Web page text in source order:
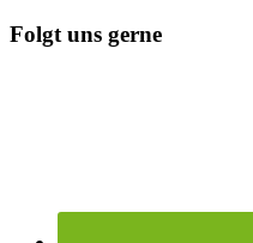
Folgt uns gerne